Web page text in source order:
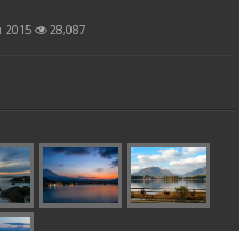
2015 28,087